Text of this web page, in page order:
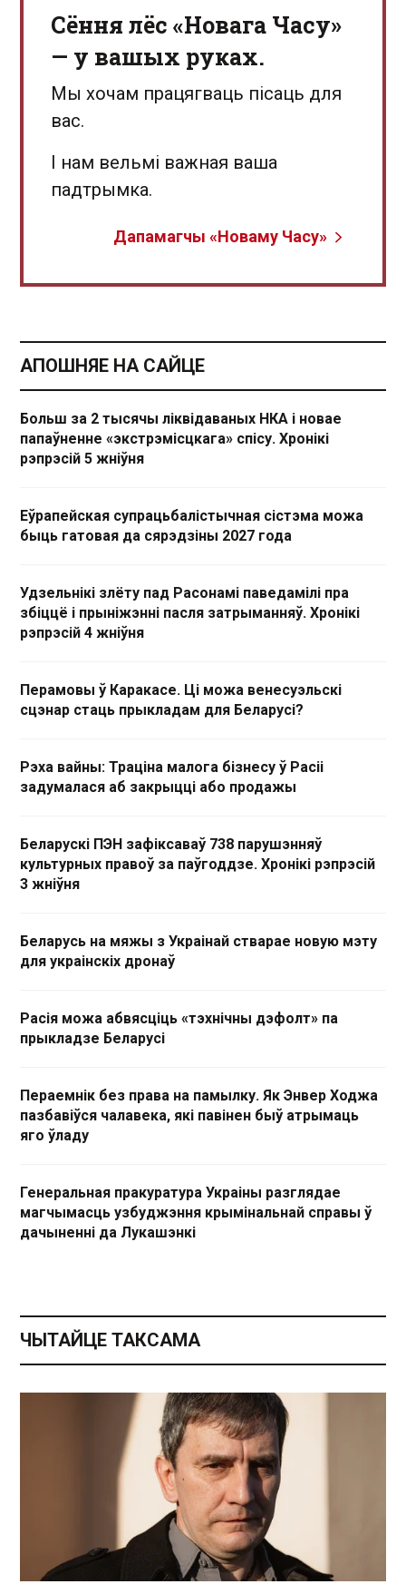
Сёння лёс «Новага Часу»
— у вашых руках.
Мы хочам працягваць пісаць для
вас.
І нам вельмі важная ваша
падтрымка.
Дапамагчы «Новаму Часу»
АПОШНЯЕ НА САЙЦЕ
Больш за 2 тысячы ліквідаваных НКА і новае
папаўненне «экстрэмісцкага» спісу. Хронікі
рэпрэсій 5 жніўня
Еўрапейская супрацьбалістычная сістэма можа
быць гатовая да сярэдзіны 2027 года
Удзельнікі злёту пад Расонамі паведамілі пра
збіццё і прыніжэнні пасля затрыманняў. Хронікі
рэпрэсій 4 жніўня
Перамовы ў Каракасе. Ці можа венесуэльскі
сцэнар стаць прыкладам для Беларусі?
Рэха вайны: Траціна малога бізнесу ў Расіі
задумалася аб закрыцці або продажы
Беларускі ПЭН зафіксаваў 738 парушэнняў
культурных правоў за паўгоддзе. Хронікі рэпрэсій
3 жніўня
Беларусь на мяжы з Украінай стварае новую мэту
для украінскіх дронаў
Расія можа абвясціць «тэхнічны дэфолт» па
прыкладзе Беларусі
Пераемнік без права на памылку. Як Энвер Ходжа
пазбавіўся чалавека, які павінен быў атрымаць
яго ўладу
Генеральная пракуратура Украіны разглядае
магчымасць узбуджэння крымінальнай справы ў
дачыненні да Лукашэнкі
ЧЫТАЙЦЕ ТАКСАМА